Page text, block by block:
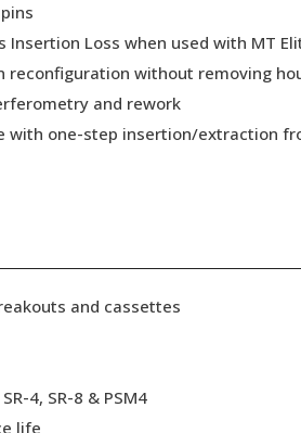
Insertion Loss when used with MT
reconfiguration without removing
and rework
with one-step insertion/extraction
and cassettes
4, SR-8 & PSM4
life